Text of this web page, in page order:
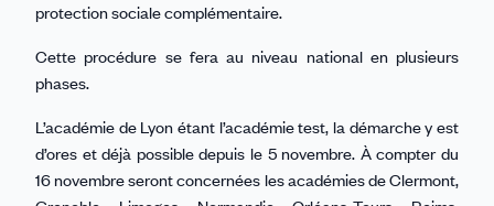
protection sociale complémentaire.
Cette procédure se fera au niveau national en plusieurs
phases.
L’académie de Lyon étant l’académie test, la démarche y est
d’ores et déjà possible depuis le 5 novembre. À compter du
16 novembre seront concernées les académies de Clermont,